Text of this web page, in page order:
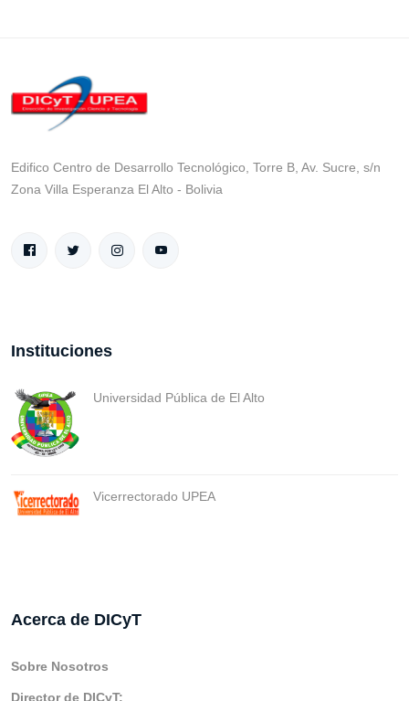
Edifico Centro de Desarrollo Tecnológico, Torre B, Av. Sucre, s/n
Zona Villa Esperanza El Alto - Bolivia
Instituciones
Universidad Pública de El Alto
Vicerrectorado UPEA
Acerca de DICyT
Sobre Nosotros
Director de DICyT: